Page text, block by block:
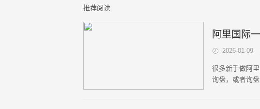
推荐阅读
阿里国际
2026-01-09
很多新手做阿
询盘，或者询盘